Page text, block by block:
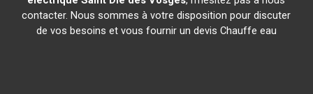
contacter. Nous sommes à votre disposition pour discuter
de vos besoins et vous fournir un devis Chauffe eau